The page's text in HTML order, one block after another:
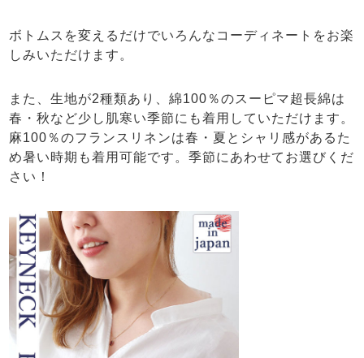
ボトムスを変えるだけでいろんなコーディネートをお楽
しみいただけます。
また、生地が2種類あり、綿100％のスーピマ超長綿は
春・秋など少し肌寒い季節にも着用していただけます。
麻100％のフランスリネンは春・夏とシャリ感があるた
め暑い時期も着用可能です。季節にあわせてお選びくだ
さい！